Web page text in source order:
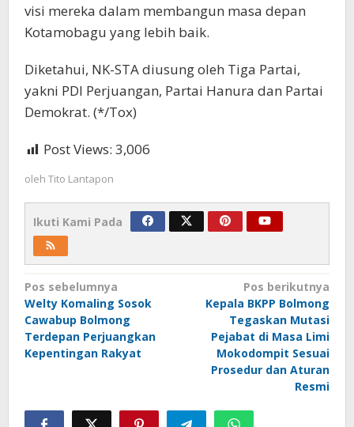
visi mereka dalam membangun masa depan
Kotamobagu yang lebih baik.
Diketahui, NK-STA diusung oleh Tiga Partai,
yakni PDI Perjuangan, Partai Hanura dan Partai
Demokrat. (*/Tox)
Post Views: 3,006
oleh Tito Lantapon
Ikuti Kami Pada
Navigasi
pos
Pos sebelumnya
Welty Komaling Sosok
Cawabup Bolmong
Terdepan Perjuangkan
Kepentingan Rakyat
Pos berikutnya
Kepala BKPP Bolmong
Tegaskan Mutasi
Pejabat di Masa Limi
Mokodompit Sesuai
Prosedur dan Aturan
Resmi